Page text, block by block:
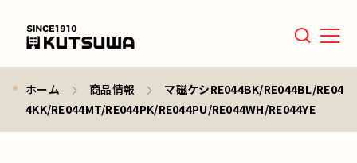
Menu
ホーム 商品情報
マ磁ケシRE044BK/RE044BL/RE04
4KK/RE044MT/RE044PK/RE044PU/RE044WH/RE044YE